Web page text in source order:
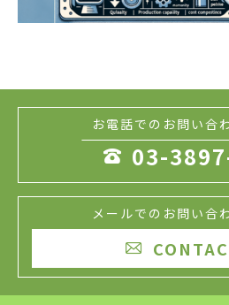
お電話でのお問い合
 03-
メールでのお問い合
